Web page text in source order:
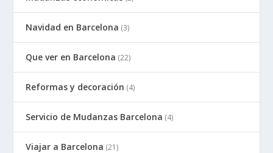
Navidad en Barcelona (3)
Que ver en Barcelona (22)
Reformas y decoración (4)
Servicio de Mudanzas Barcelona (4)
Viajar a Barcelona (21)